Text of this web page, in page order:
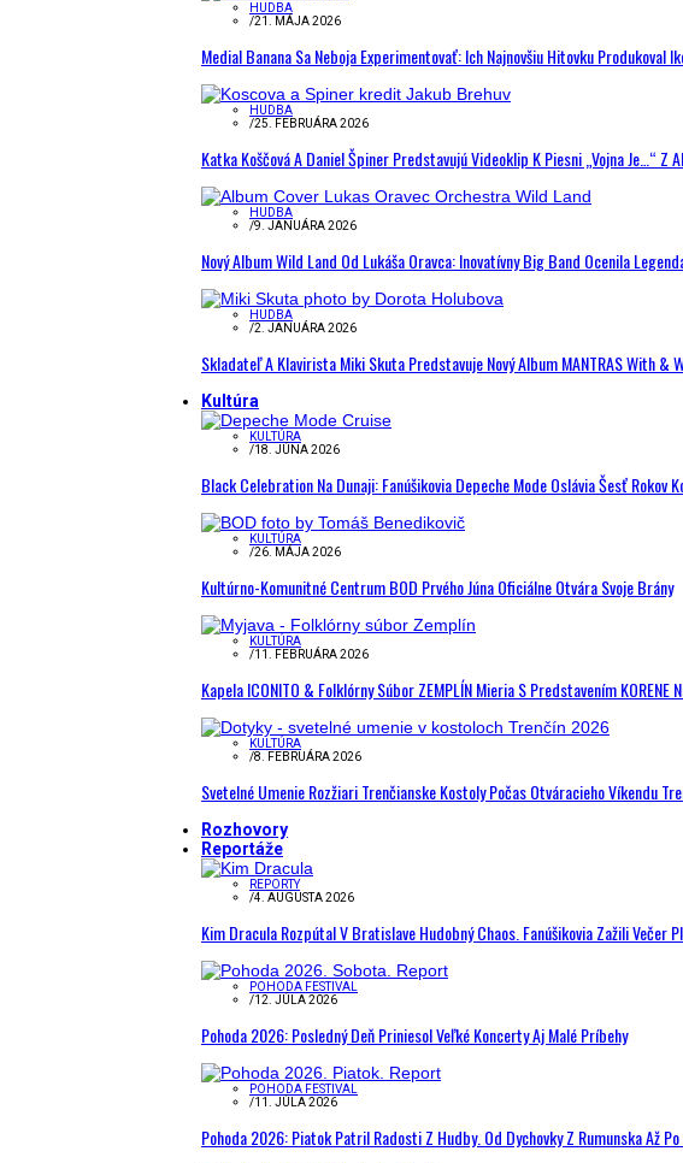
HUDBA
/21. MÁJA 2026
Medial Banana Sa Neboja Experimentovať: Ich Najnovšiu Hitovku Produkoval
HUDBA
/25. FEBRUÁRA 2026
Katka Koščová A Daniel Špiner Predstavujú Videoklip K Piesni „Vojna Je…“ Z
HUDBA
/9. JANUÁRA 2026
Nový Album Wild Land Od Lukáša Oravca: Inovatívny Big Band Ocenila
HUDBA
/2. JANUÁRA 2026
Skladateľ A Klavirista Miki Skuta Predstavuje Nový Album MANTRAS With &
Kultúra
KULTÚRA
/18. JÚNA 2026
Black Celebration Na Dunaji: Fanúšikovia Depeche Mode Oslávia Šesť Rokov
KULTÚRA
/26. MÁJA 2026
Kultúrno-Komunitné Centrum BOD Prvého Júna Oficiálne Otvára Svoje Brány
KULTÚRA
/11. FEBRUÁRA 2026
Kapela ICONITO & Folklórny Súbor ZEMPLÍN Mieria S Predstavením KORENE
KULTÚRA
/8. FEBRUÁRA 2026
Svetelné Umenie Rozžiari Trenčianske Kostoly Počas Otváracieho Víkendu
Rozhovory
Reportáže
REPORTY
/4. AUGUSTA 2026
Kim Dracula Rozpútal V Bratislave Hudobný Chaos. Fanúšikovia Zažili Večer
POHODA FESTIVAL
/12. JÚLA 2026
Pohoda 2026: Posledný Deň Priniesol Veľké Koncerty Aj Malé Príbehy
POHODA FESTIVAL
/11. JÚLA 2026
Pohoda 2026: Piatok Patril Radosti Z Hudby. Od Dychovky Z Rumunska Až